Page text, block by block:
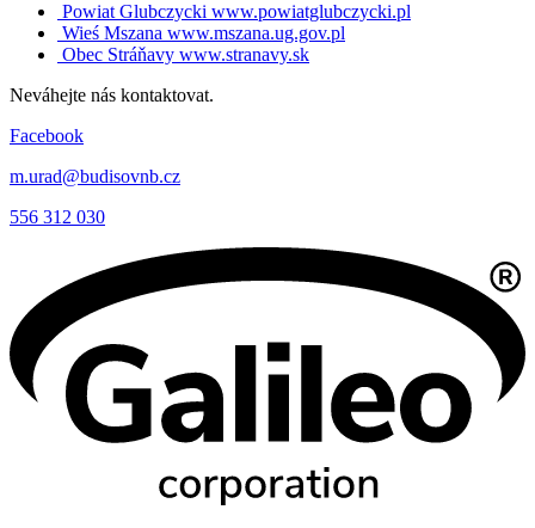
Powiat Glubczycki www.powiatglubczycki.pl
Wieś Mszana www.mszana.ug.gov.pl
Obec Stráňavy www.stranavy.sk
Neváhejte nás kontaktovat.
Facebook
m.urad@budisovnb.cz
556 312 030